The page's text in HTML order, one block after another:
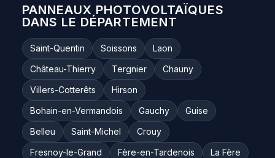
PANNEAUX PHOTOVOLTAÏQUES
DANS LE DÉPARTEMENT
Saint-Quentin Soissons
Laon
Château-Thierry
Tergnier
Chauny
Villers-Cotterêts
Hirson
Bohain-en-Vermandois
Gauchy
Guise
Belleu
Saint-Michel
Crouy
Fresnoy-le-Grand
Fère-en-Tardenois
La Fère